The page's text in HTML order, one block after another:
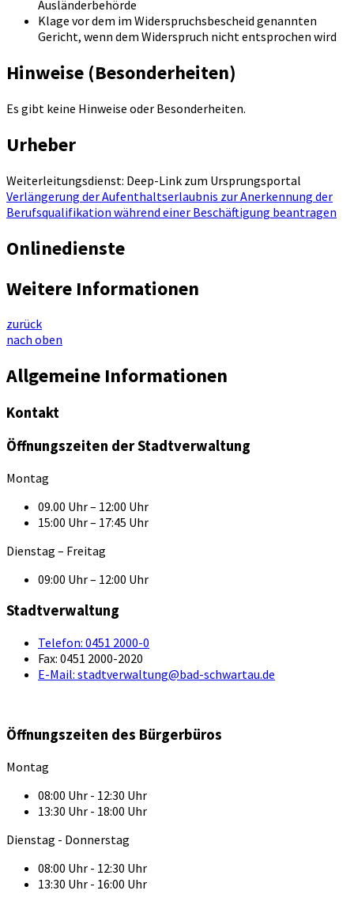
Ausländerbehörde
Klage vor dem im Widerspruchsbescheid genannten
Gericht, wenn dem Widerspruch nicht entsprochen wird
Hinweise (Besonderheiten)
Es gibt keine Hinweise oder Besonderheiten.
Urheber
Weiterleitungsdienst: Deep-Link zum Ursprungsportal
Verlängerung der Aufenthaltserlaubnis zur Anerkennung der
Berufsqualifikation während einer Beschäftigung beantragen
Onlinedienste
Weitere Informationen
zurück
nach oben
Allgemeine Informationen
Kontakt
Öffnungszeiten der Stadtverwaltung
Montag
09.00 Uhr – 12:00 Uhr
15:00 Uhr – 17:45 Uhr
Dienstag – Freitag
09:00 Uhr – 12:00 Uhr
Stadtverwaltung
Telefon: 0451 2000-0
Fax: 0451 2000-2020
E-Mail: stadtverwaltung@bad-schwartau.de
Öffnungszeiten des Bürgerbüros
Montag
08:00 Uhr - 12:30 Uhr
13:30 Uhr - 18:00 Uhr
Dienstag - Donnerstag
08:00 Uhr - 12:30 Uhr
13:30 Uhr - 16:00 Uhr